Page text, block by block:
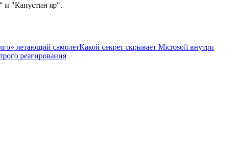
и "Капустин яр".
летающий самолетКакой секрет скрывает Microsoft внутри
реагирования